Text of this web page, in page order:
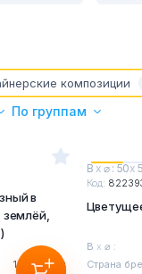
композиции
По группам
в
125 х110см
В х ⌀ : 50х
Код:
В х ⌀ :
Страна
столы
офисные
шкафы
диваны
и